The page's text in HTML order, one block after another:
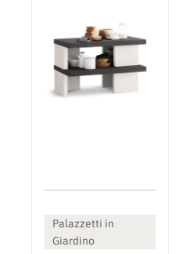
Palazzetti in
Giardino